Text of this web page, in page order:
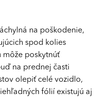
na poškodenie,
spod kolies
môže poskytnúť
na prednej časti
olepiť celé vozidlo,
fólií existujú aj